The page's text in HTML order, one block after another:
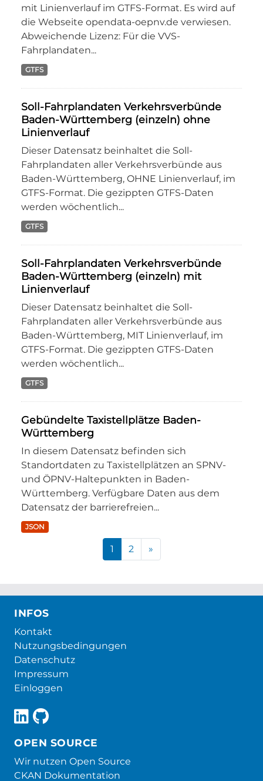
mit Linienverlauf im GTFS-Format. Es wird auf
die Webseite opendata-oepnv.de verwiesen.
Abweichende Lizenz: Für die VVS-
Fahrplandaten...
GTFS
Soll-Fahrplandaten Verkehrsverbünde
Baden-Württemberg (einzeln) ohne
Linienverlauf
Dieser Datensatz beinhaltet die Soll-
Fahrplandaten aller Verkehrsverbünde aus
Baden-Württemberg, OHNE Linienverlauf, im
GTFS-Format. Die gezippten GTFS-Daten
werden wöchentlich...
GTFS
Soll-Fahrplandaten Verkehrsverbünde
Baden-Württemberg (einzeln) mit
Linienverlauf
Dieser Datensatz beinhaltet die Soll-
Fahrplandaten aller Verkehrsverbünde aus
Baden-Württemberg, MIT Linienverlauf, im
GTFS-Format. Die gezippten GTFS-Daten
werden wöchentlich...
GTFS
Gebündelte Taxistellplätze Baden-
Württemberg
In diesem Datensatz befinden sich
Standortdaten zu Taxistellplätzen an SPNV-
und ÖPNV-Haltepunkten in Baden-
Württemberg. Verfügbare Daten aus dem
Datensatz der barrierefreien...
JSON
1 2 »
INFOS
Kontakt
Nutzungsbedingungen
Datenschutz
Impressum
Einloggen
OPEN SOURCE
Wir nutzen Open Source
CKAN Dokumentation